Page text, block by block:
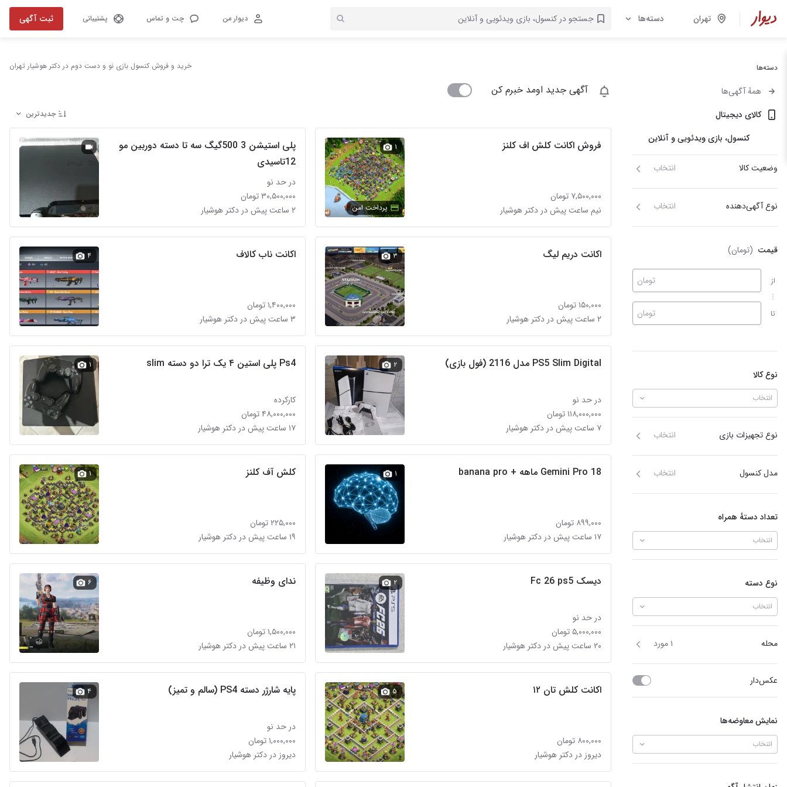
تهران دسته‌ها دیوار من چت و تماس پشتیبانی ثبت آگهی
دسته‌ها
همهٔ آگهی‌ها
کالای دیجیتال
کنسول، بازی‌ ویدئویی و آنلاین
وضعیت کالا انتخاب
نوع آگهی‌دهنده انتخاب
قیمت (تومان)
از
تا
تومان
تومان
نوع کالا
انتخاب
نوع تجهیزات بازی انتخاب
مدل کنسول انتخاب
تعداد دستهٔ همراه
انتخاب
نوع دسته
انتخاب
محله ۱ مورد
عکس‌دار
نمایش معاوضه‌ها
انتخاب
خرید و فروش کنسول بازی نو و دست دوم در دکتر هوشیار تهران
آگهی جدید اومد خبرم کن
جدیدترین
فروش اکانت کلش اف کلنز
۷,۵۰۰,۰۰۰ تومان
نیم ساعت پیش در دکتر هوشیار
۱
پرداخت امن
پلی استیشن 3 500گیگ سه تا دسته دوربین مو
12تاسیدی
در حد نو
۳۰,۵۰۰,۰۰۰ تومان
۲ ساعت پیش در دکتر هوشیار
اکانت دریم لیگ
۱۵۰,۰۰۰ تومان
۲ ساعت پیش در دکتر هوشیار
۳ اکانت ناب کالاف
۱,۴۰۰,۰۰۰ تومان
۳ ساعت پیش در دکتر هوشیار
۴
PS5 Slim Digital مدل 2116 (فول بازی)
در حد نو
۱۱۸,۰۰۰,۰۰۰ تومان
۷ ساعت پیش در دکتر هوشیار
۲ Ps4 پلی استین ۴ یک ترا دو دسته slim
کارکرده
۴۸,۰۰۰,۰۰۰ تومان
۱۷ ساعت پیش در دکتر هوشیار
۱
Gemini Pro 18 ماهه + banana pro
۸۹۹,۰۰۰ تومان
۱۷ ساعت پیش در دکتر هوشیار
۱ کلش آف کلنز
۲۲۵,۰۰۰ تومان
۱۹ ساعت پیش در دکتر هوشیار
۱
دیسک Fc 26 ps5
در حد نو
۵,۰۰۰,۰۰۰ تومان
۲۰ ساعت پیش در دکتر هوشیار
۲ ندای وظیفه
۱,۵۰۰,۰۰۰ تومان
۲۱ ساعت پیش در دکتر هوشیار
۶
اکانت کلش تان ۱۲
۸۰۰,۰۰۰ تومان
دیروز در دکتر هوشیار
۵ پایه شارژر دسته PS4 (سالم و تمیز)
در حد نو
۱,۰۰۰,۰۰۰ تومان
دیروز در دکتر هوشیار
۴